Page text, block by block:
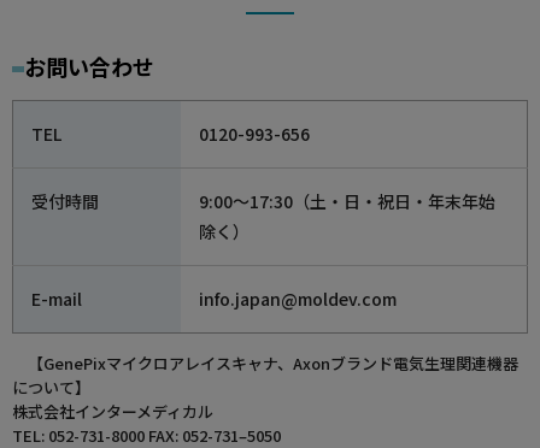
お問い合わせ
TEL 0120-993-656
受付時間
9:00～17:30（土・日・祝日・年末年始
除く）
E-mail info.japan@moldev.com
【GenePixマイクロアレイスキャナ、Axonブランド電気生理関連機器
について】
株式会社インターメディカル
TEL: 052-731-8000 FAX: 052-731–5050